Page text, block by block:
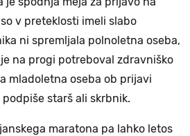
v preteklosti imeli slabo
ni spremljala polnoletna oseba,
na progi potreboval zdravniško
mladoletna oseba ob prijavi
starš ali skrbnik.
maratona pa lahko letos